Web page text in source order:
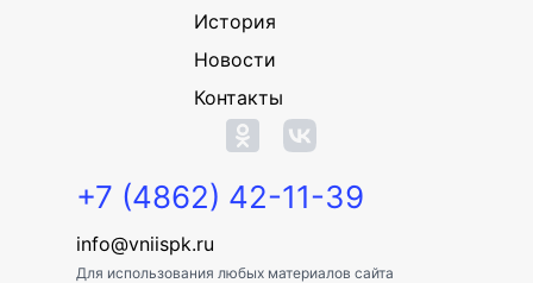
История
Новости
Контакты
+7 (4862) 42-11-39
info@vniispk.ru
Для использования любых материалов сайта